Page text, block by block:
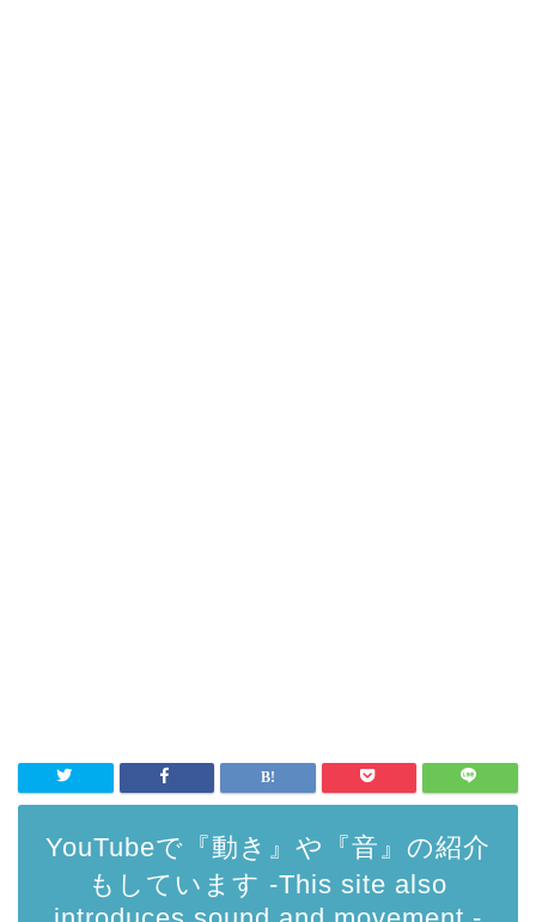
YouTubeで『動き』や『音』の紹介
もしています -This site also